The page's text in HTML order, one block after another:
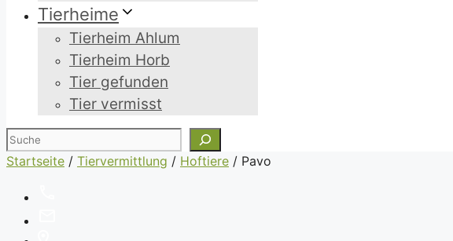
Tierheime
Tierheim Ahlum
Tierheim Horb
Tier gefunden
Tier vermisst
Suchen
Startseite / Tiervermittlung / Hoftiere / Pavo